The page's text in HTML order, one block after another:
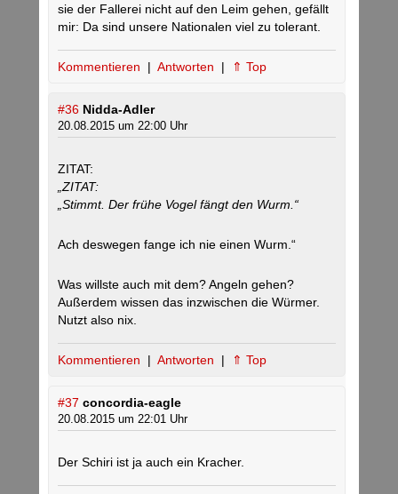
sie der Fallerei nicht auf den Leim gehen, gefällt
mir: Da sind unsere Nationalen viel zu tolerant.
Kommentieren | Antworten | ⇑ Top
#36 Nidda-Adler
20.08.2015 um 22:00 Uhr
ZITAT:
„ZITAT:
„Stimmt. Der frühe Vogel fängt den Wurm.“
Ach deswegen fange ich nie einen Wurm.“
Was willste auch mit dem? Angeln gehen?
Außerdem wissen das inzwischen die Würmer.
Nutzt also nix.
Kommentieren | Antworten | ⇑ Top
#37 concordia-eagle
20.08.2015 um 22:01 Uhr
Der Schiri ist ja auch ein Kracher.